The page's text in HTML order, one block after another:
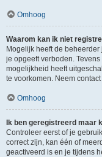
Omhoog
Waarom kan ik niet
Mogelijk heeft de
je opgeeft verboden.
mogelijkheid heeft
te voorkomen. Neem
Omhoog
Ik ben geregistreerd maar
Controleer eerst of je
correct zijn, kan één of
geactiveerd is en je tijdens